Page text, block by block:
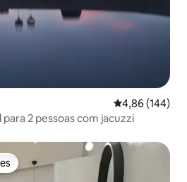
Classificação
4,86 (144)
2 pessoas com jacuzzi
mais apreciados